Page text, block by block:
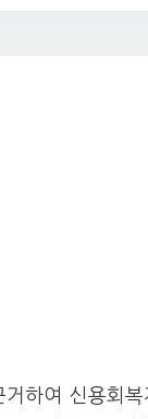
거하여 신용회